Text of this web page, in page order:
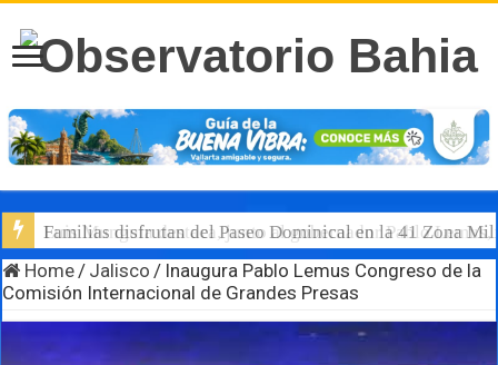
Familias disfrutan del Paseo Dominical en la 41 Zona
Luis Munguía destaca, junto al gobernador Pablo
Home / Jalisco / Inaugura Pablo Lemus Congreso de la
Comisión Internacional de Grandes Presas